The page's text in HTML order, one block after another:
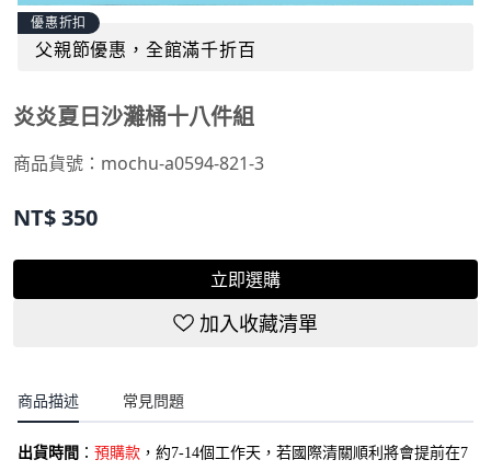
優惠折扣
父親節優惠，全館滿千折百
炎炎夏日沙灘桶十八件組
商品貨號：mochu-a0594-821-3
NT$350
立即選購
加入收藏清單
商品描述 常見問題
出貨時間 ： 預購款 ，約7-14個工作天，若國際清關順利將會提前在7